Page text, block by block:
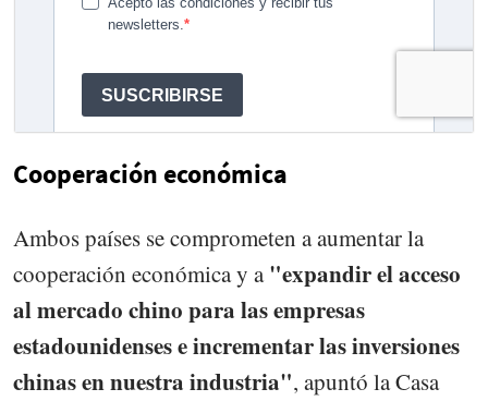
Cooperación económica
Ambos países se comprometen a aumentar la
cooperación económica y a"expandir el acceso
al mercado chino para las empresas
estadounidenses e incrementar las inversiones
chinas en nuestra industria", apuntó la Casa